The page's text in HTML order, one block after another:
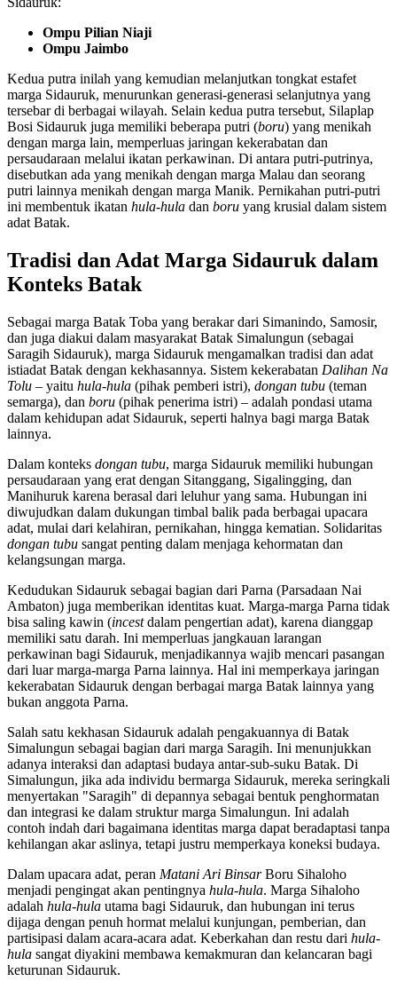
Ompu Pilian Niaji
Ompu Jaimbo
Kedua putra inilah yang kemudian melanjutkan tongkat estafet
marga Sidauruk, menurunkan generasi-generasi selanjutnya yang
tersebar di berbagai wilayah. Selain kedua putra tersebut, Silaplap
Bosi Sidauruk juga memiliki beberapa putri (boru) yang menikah
dengan marga lain, memperluas jaringan kekerabatan dan
persaudaraan melalui ikatan perkawinan. Di antara putri-putrinya,
disebutkan ada yang menikah dengan marga Malau dan seorang
putri lainnya menikah dengan marga Manik. Pernikahan putri-putri
ini membentuk ikatan hula-hula dan boru yang krusial dalam sistem
adat Batak.
Tradisi dan Adat Marga Sidauruk dalam
Konteks Batak
Sebagai marga Batak Toba yang berakar dari Simanindo, Samosir,
dan juga diakui dalam masyarakat Batak Simalungun (sebagai
Saragih Sidauruk), marga Sidauruk mengamalkan tradisi dan adat
istiadat Batak dengan kekhasannya. Sistem kekerabatan Dalihan Na
Tolu – yaitu hula-hula (pihak pemberi istri), dongan tubu (teman
semarga), dan boru (pihak penerima istri) – adalah pondasi utama
dalam kehidupan adat Sidauruk, seperti halnya bagi marga Batak
lainnya.
Dalam konteks dongan tubu, marga Sidauruk memiliki hubungan
persaudaraan yang erat dengan Sitanggang, Sigalingging, dan
Manihuruk karena berasal dari leluhur yang sama. Hubungan ini
diwujudkan dalam dukungan timbal balik pada berbagai upacara
adat, mulai dari kelahiran, pernikahan, hingga kematian. Solidaritas
dongan tubu sangat penting dalam menjaga kehormatan dan
kelangsungan marga.
Kedudukan Sidauruk sebagai bagian dari Parna (Parsadaan Nai
Ambaton) juga memberikan identitas kuat. Marga-marga Parna tidak
bisa saling kawin (incestdalam pengertian adat), karena dianggap
memiliki satu darah. Ini memperluas jangkauan larangan
perkawinan bagi Sidauruk, menjadikannya wajib mencari pasangan
dari luar marga-marga Parna lainnya. Hal ini memperkaya jaringan
kekerabatan Sidauruk dengan berbagai marga Batak lainnya yang
bukan anggota Parna.
Salah satu kekhasan Sidauruk adalah pengakuannya di Batak
Simalungun sebagai bagian dari marga Saragih. Ini menunjukkan
adanya interaksi dan adaptasi budaya antar-sub-suku Batak. Di
Simalungun, jika ada individu bermarga Sidauruk, mereka seringkali
menyertakan "Saragih" di depannya sebagai bentuk penghormatan
dan integrasi ke dalam struktur marga Simalungun. Ini adalah
contoh indah dari bagaimana identitas marga dapat beradaptasi tanpa
kehilangan akar aslinya, tetapi justru memperkaya koneksi budaya.
Dalam upacara adat, peran Matani Ari BinsarBoru Sihaloho
menjadi pengingat akan pentingnya hula-hula. Marga Sihaloho
adalah hula-hula utama bagi Sidauruk, dan hubungan ini terus
dijaga dengan penuh hormat melalui kunjungan, pemberian, dan
partisipasi dalam acara-acara adat. Keberkahan dan restu dari hula-
hula sangat diyakini membawa kemakmuran dan kelancaran bagi
keturunan Sidauruk.